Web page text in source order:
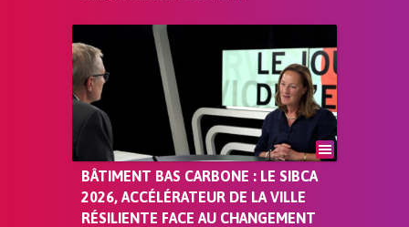
BÂTIMENT BAS CARBONE : LE SIBCA
2026, ACCÉLÉRATEUR DE LA VILLE
RÉSILIENTE FACE AU CHANGEMENT